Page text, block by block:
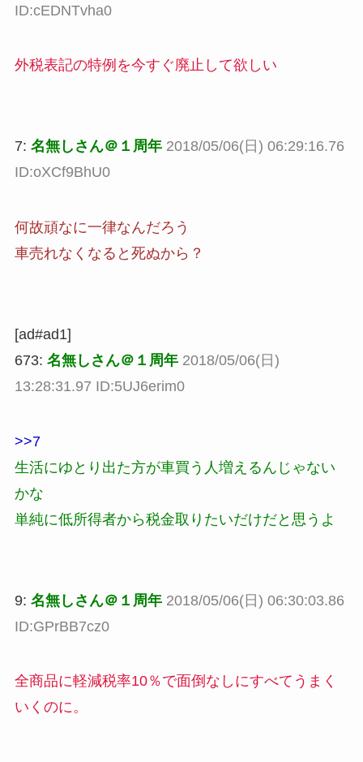
ID:cEDNTvha0
外税表記の特例を今すぐ廃止して欲しい
7: 名無しさん＠１周年 2018/05/06(日) 06:29:16.76
ID:oXCf9BhU0
何故頑なに一律なんだろう
車売れなくなると死ぬから？
[ad#ad1]
673: 名無しさん＠１周年 2018/05/06(日)
13:28:31.97 ID:5UJ6erim0
>>7
生活にゆとり出た方が車買う人増えるんじゃない
かな
単純に低所得者から税金取りたいだけだと思うよ
9: 名無しさん＠１周年 2018/05/06(日) 06:30:03.86
ID:GPrBB7cz0
全商品に軽減税率10％で面倒なしにすべてうまく
いくのに。